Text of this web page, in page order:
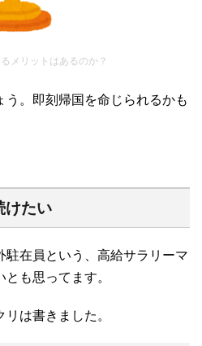
メリットはあるのか？
う。即刻帰国を命じられるかも
けたい
駐在員という、高給サラリーマ
も思ってます。
は書きました。